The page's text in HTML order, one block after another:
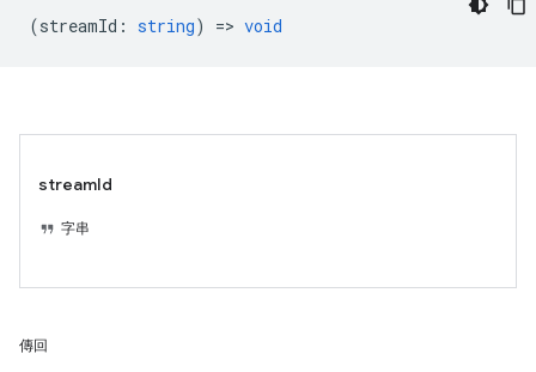
(streamId : string) => void
streamId
字串
傳回